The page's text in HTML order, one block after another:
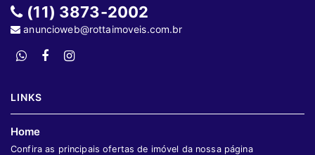
(11) 3873-2002
anuncioweb@rottaimoveis.com.br
LINKS
Home
Confira as principais ofertas de imóvel da nossa página